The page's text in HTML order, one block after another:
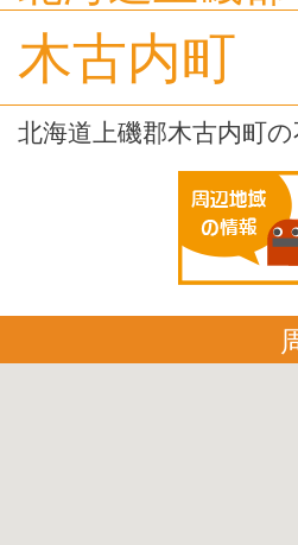
木古内町
北海道上磯郡木古内町